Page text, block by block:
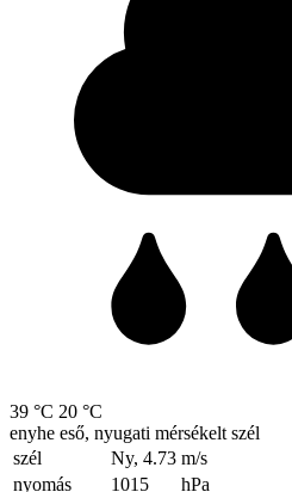
39 °C 20 °C
enyhe eső, nyugati mérsékelt szél
szél
Ny, 4.73 m/s
nyomás
1015
hPa